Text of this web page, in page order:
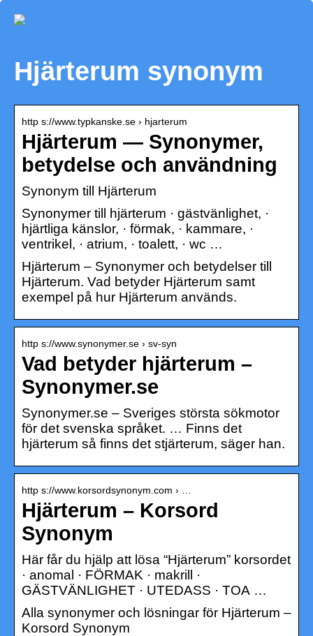
Hjärterum synonym
http s://www.typkanske.se › hjarterum
Hjärterum — Synonymer,
betydelse och användning
Synonym till Hjärterum
Synonymer till hjärterum · gästvänlighet, ·
hjärtliga känslor, · förmak, · kammare, ·
ventrikel, · atrium, · toalett, · wc …
Hjärterum – Synonymer och betydelser till
Hjärterum. Vad betyder Hjärterum samt
exempel på hur Hjärterum används.
http s://www.synonymer.se › sv-syn
Vad betyder hjärterum –
Synonymer.se
Synonymer.se – Sveriges största sökmotor
för det svenska språket. … Finns det
hjärterum så finns det stjärterum, säger han.
http s://www.korsordsynonym.com › …
Hjärterum – Korsord
Synonym
Här får du hjälp att lösa “Hjärterum” korsordet
· anomal · FÖRMAK · makrill ·
GÄSTVÄNLIGHET · UTEDASS · TOA …
Alla synonymer och lösningar för Hjärterum –
Korsord Synonym